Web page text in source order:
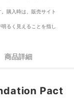
購入時は、販売サイト
るく見えることを指し
商品詳細
Pact